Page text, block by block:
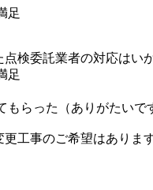
足
検委託業者の対応はい
もらった（ありがたいで
工事のご希望はありま